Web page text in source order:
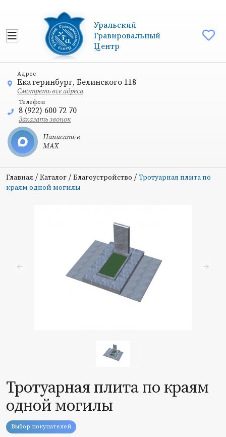
Уральский
Гравировальный
Центр
Адрес
Екатеринбург, Белинского 118
Смотреть все адреса
Телефон
8 (922) 600 72 70
Заказать звонок
Написать в
MAX
Главная / Каталог / Благоустройство / Тротуарная плита по
краям одной могилы
Тротуарная плита по краям
одной могилы
Выбор покупателей